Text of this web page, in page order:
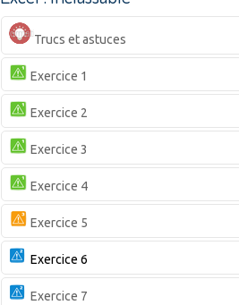
Trucs et astuces
Exercice 1
Exercice 2
Exercice 3
Exercice 4
Exercice 5
Exercice 6
Exercice 7